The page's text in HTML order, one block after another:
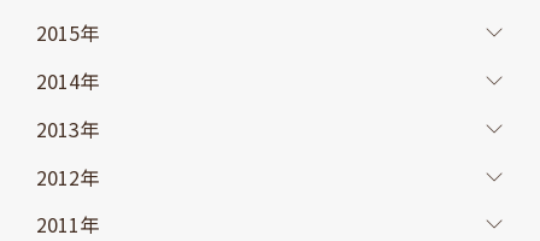
2015年
2014年
2013年
2012年
2011年